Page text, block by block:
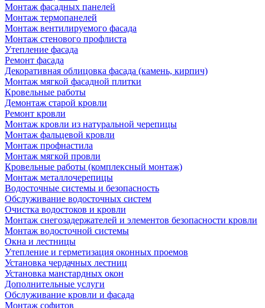
Монтаж фасадных панелей
Монтаж термопанелей
Монтаж вентилируемого фасада
Монтаж стенового профлиста
Утепление фасада
Ремонт фасада
Декоративная облицовка фасада (камень, кирпич)
Монтаж мягкой фасадной плитки
Кровельные работы
Демонтаж старой кровли
Ремонт кровли
Монтаж кровли из натуральной черепицы
Монтаж фальцевой кровли
Монтаж профнастила
Монтаж мягкой провли
Кровельные работы (комплексный монтаж)
Монтаж металлочерепицы
Водосточные системы и безопасность
Обслуживание водосточных систем
Очистка водостоков и кровли
Монтаж снегозадержателей и элементов безопасности кровли
Монтаж водосточной системы
Окна и лестницы
Утепление и герметизация оконных проемов
Установка чердачных лестниц
Установка манстардных окон
Дополнительные услуги
Обслуживание кровли и фасада
Монтаж софитов